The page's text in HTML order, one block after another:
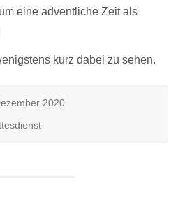
eine adventliche Zeit als
kurz dabei zu sehen.
2020